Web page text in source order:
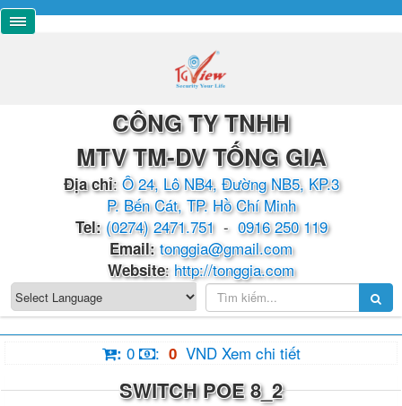
CÔNG TY TNHH
MTV TM-DV TỐNG GIA
Địa chỉ: Ô 24, Lô NB4, Đường NB5, KP.3
P. Bến Cát, TP. Hồ Chí Minh
​​​​Tel: (0274) 2471.751- 0916 250 119
Email:tonggia@gmail.com
Website: http://tonggia.com
: 0 : 0 VND Xem chi tiết
SWITCH POE 8_2